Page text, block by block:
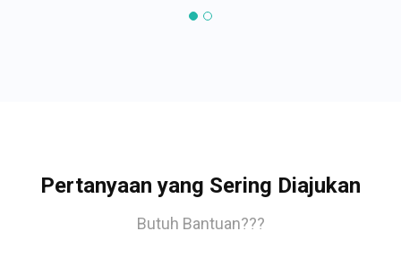
Pertanyaan yang Sering Diajukan
Butuh Bantuan???